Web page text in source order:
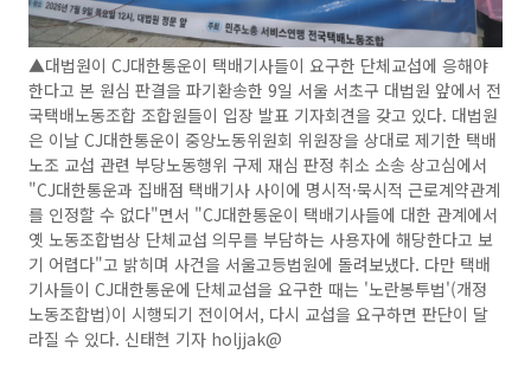
▲대법원이 CJ대한통운이 택배기사들이 요구한 단체교섭에 응해야
한다고 본 원심 판결을 파기환송한 9일 서울 서초구 대법원 앞에서 전
국택배노동조합 조합원들이 입장 발표 기자회견을 갖고 있다. 대법원
은 이날 CJ대한통운이 중앙노동위원회 위원장을 상대로 제기한 택배
노조 교섭 관련 부당노동행위 구제 재심 판정 취소 소송 상고심에서
"CJ대한통운과 집배점 택배기사 사이에 명시적·묵시적 근로계약관계
를 인정할 수 없다"면서 "CJ대한통운이 택배기사들에 대한 관계에서
옛 노동조합법상 단체교섭 의무를 부담하는 사용자에 해당한다고 보
기 어렵다"고 밝히며 사건을 서울고등법원에 돌려보냈다. 다만 택배
기사들이 CJ대한통운에 단체교섭을 요구한 때는 '노란봉투법'(개정
노동조합법)이 시행되기 전이어서, 다시 교섭을 요구하면 판단이 달
라질 수 있다. 신태현 기자 holjjak@